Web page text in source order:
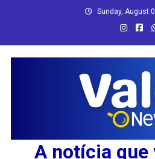
Sunday, August
A notícia que